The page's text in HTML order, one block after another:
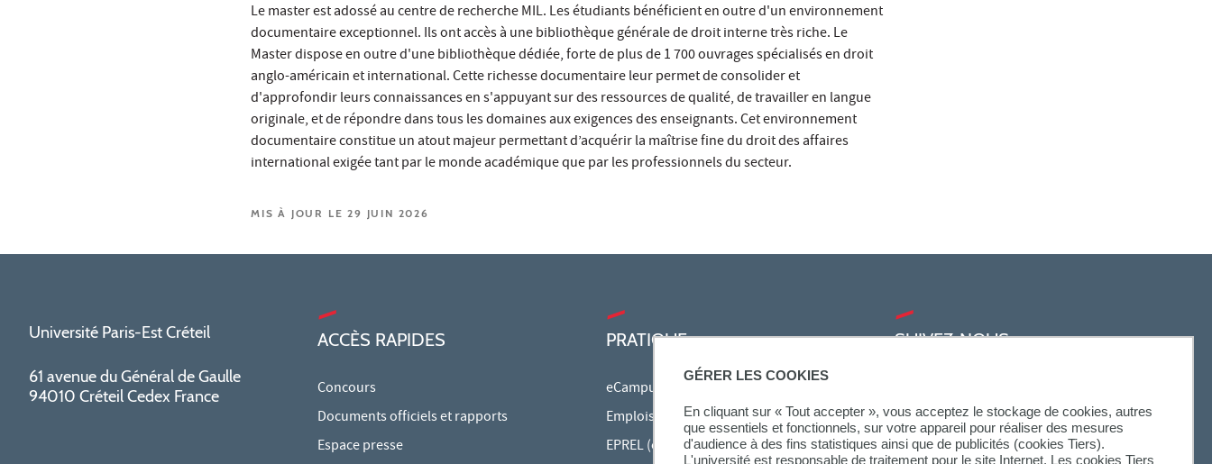
GÉRER LES COOKIES
En cliquant sur « Tout accepter », vous acceptez le stockage de cookies, autres
que essentiels et fonctionnels, sur votre appareil pour réaliser des mesures
d'audience à des fins statistiques ainsi que de publicités (cookies Tiers).
L'université est responsable de traitement pour le site Internet. Les cookies Tiers
Le master est adossé au centre de recherche MIL. Les étudiants bénéficient en outre d'un environnement
documentaire exceptionnel. Ils ont accès à une bibliothèque générale de droit interne très riche. Le
Master dispose en outre d'une bibliothèque dédiée, forte de plus de 1 700 ouvrages spécialisés en droit
anglo-américain et international. Cette richesse documentaire leur permet de consolider et
d'approfondir leurs connaissances en s'appuyant sur des ressources de qualité, de travailler en langue
originale, et de répondre dans tous les domaines aux exigences des enseignants. Cet environnement
documentaire constitue un atout majeur permettant d’acquérir la maîtrise fine du droit des affaires
international exigée tant par le monde académique que par les professionnels du secteur.
MIS À JOUR LE 29 JUIN 2026
Université Paris-Est Créteil
61 avenue du Général de Gaulle
94010 Créteil Cedex France
ACCÈS RAPIDES
Concours
Documents officiels et rapports
Espace presse
PRATIQUE
eCampus
Emplois du temps en ligne
EPREL (cours en ligne)
SUIVEZ-NOUS